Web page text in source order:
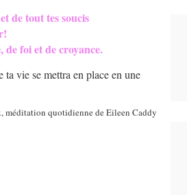
de tout tes soucis
foi et de croyance.
vie se mettra en place en une
méditation quotidienne de Eileen Caddy